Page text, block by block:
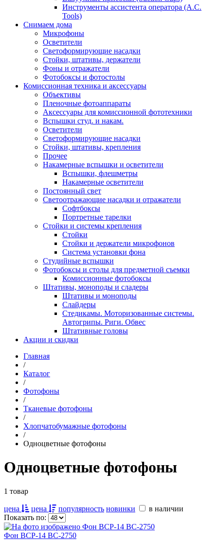
Инструменты ассистента оператора (A.C.
Tools)
Снимаем дома
Микрофоны
Осветители
Светоформирующие насадки
Стойки, штативы, держатели
Фоны и отражатели
Фотобоксы и фотостолы
Комиссионная техника и аксессуары
Объективы
Пленочные фотоаппараты
Аксессуары для комиссионной фототехники
Вспышки студ. и накам.
Осветители
Светоформирующие насадки
Стойки, штативы, крепления
Прочее
Накамерные вспышки и осветители
Вспышки, флешметры
Накамерные осветители
Постоянный свет
Светоотражающие насадки и отражатели
Софтбоксы
Портретные тарелки
Стойки и системы крепления
Стойки
Стойки и держатели микрофонов
Система установки фона
Студийные вспышки
Фотобоксы и столы для предметной съемки
Комиссионные фотобоксы
Штативы, моноподы и сладеры
Штативы и моноподы
Слайдеры
Стедикамы. Моторизованные системы.
Автогрипы. Риги. Обвес
Штативные головы
Акции и скидки
Главная
/
Каталог
/
Фотофоны
/
Тканевые фотофоны
/
Хлопчатобумажные фотофоны
/
Одноцветные фотофоны
Одноцветные фотофоны
1 товар
цена цена популярность новинки
в наличии
Показать по:
Фон BCP-14 BC-2750